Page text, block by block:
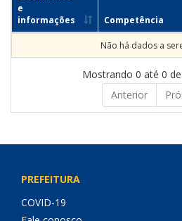
e
informações
Competência
Não há dados a
Mostrando 0 até 0
Anterior
PREFEITURA
COVID-19